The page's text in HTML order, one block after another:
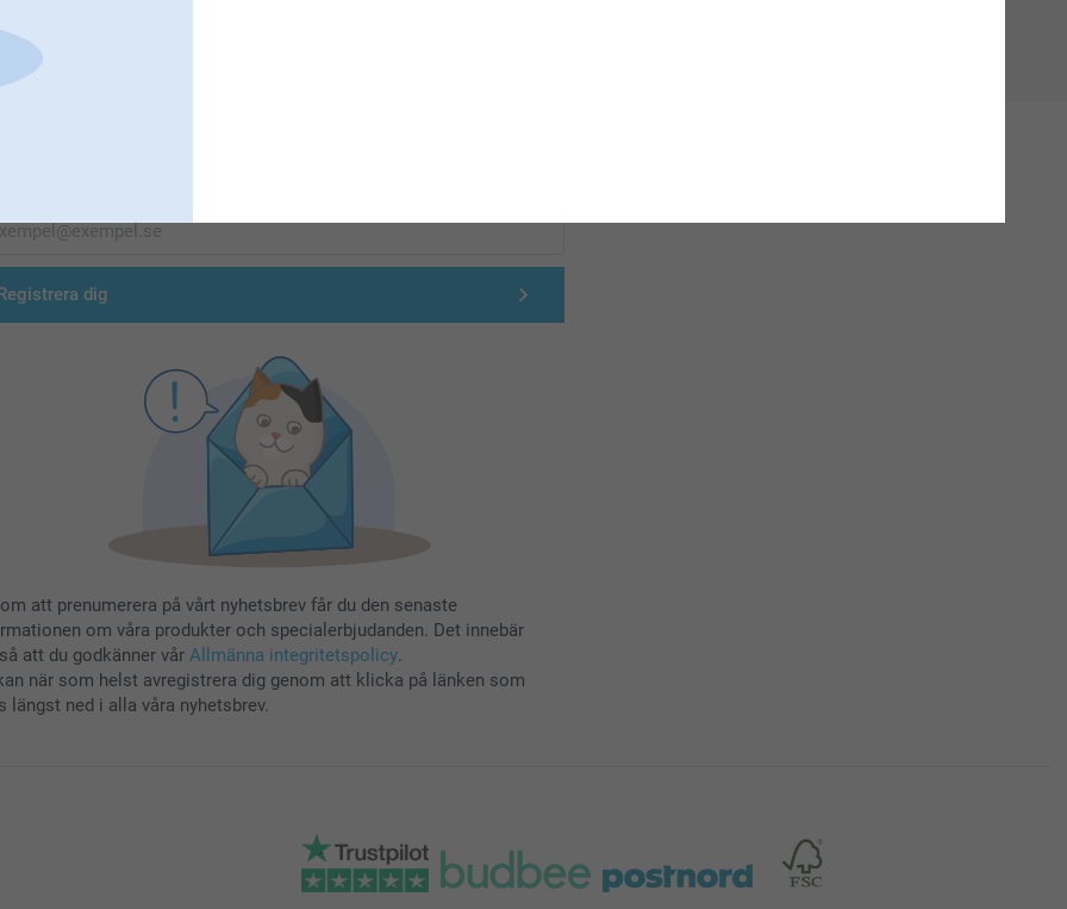
dig
att prenumerera på vårt nyhetsbrev får du den senaste
om våra produkter och specialerbjudanden. Det innebär
att du godkänner vår Allmänna integritetspolicy.
när som helst avregistrera dig genom att klicka på länken som
längst ned i alla våra nyhetsbrev.